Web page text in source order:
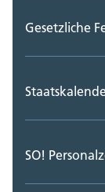
Gesetzliche
SO!